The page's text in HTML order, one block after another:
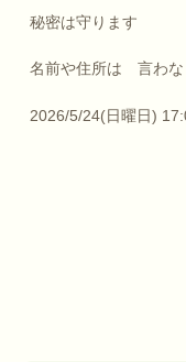
秘密は守ります
名前や住所は 言わな
2026/5/24(日曜日)